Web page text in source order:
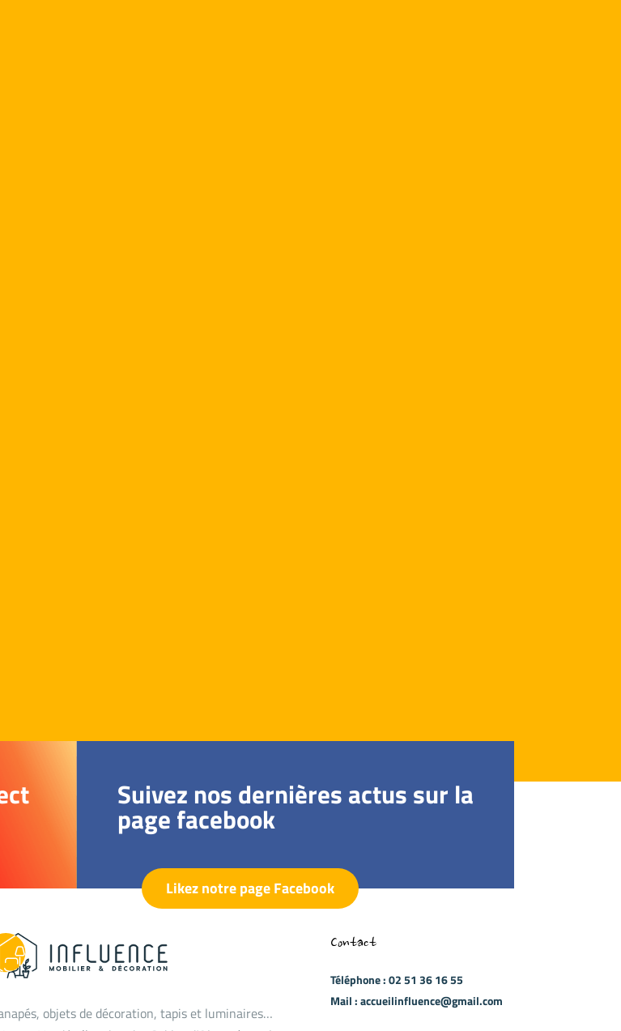
Suivez nos dernières actus sur la
page facebook
Likez notre page Facebook
objets de décoration, tapis et luminaires…
Contact
Téléphone : 02 51 36 16 55
Mail : accueilinfluence@gmail.com